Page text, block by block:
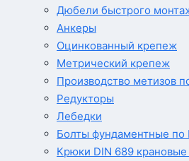
Дюбели быстрого
Анкеры
Оцинкованный крепеж
Метрический крепеж
Производство метизов
Редукторы
Лебедки
Болты фундаментные
Крюки DIN 689